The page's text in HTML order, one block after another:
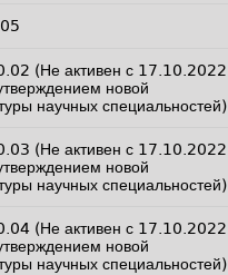
(Не активен с 17.10.2022
новой
научных специальностей)
(Не активен с 17.10.2022
новой
научных специальностей)
(Не активен с 17.10.2022
новой
научных специальностей)